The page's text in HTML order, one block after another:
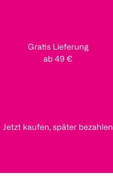
Gratis Lieferung
ab 49 €
Jetzt kaufen, später bezahlen